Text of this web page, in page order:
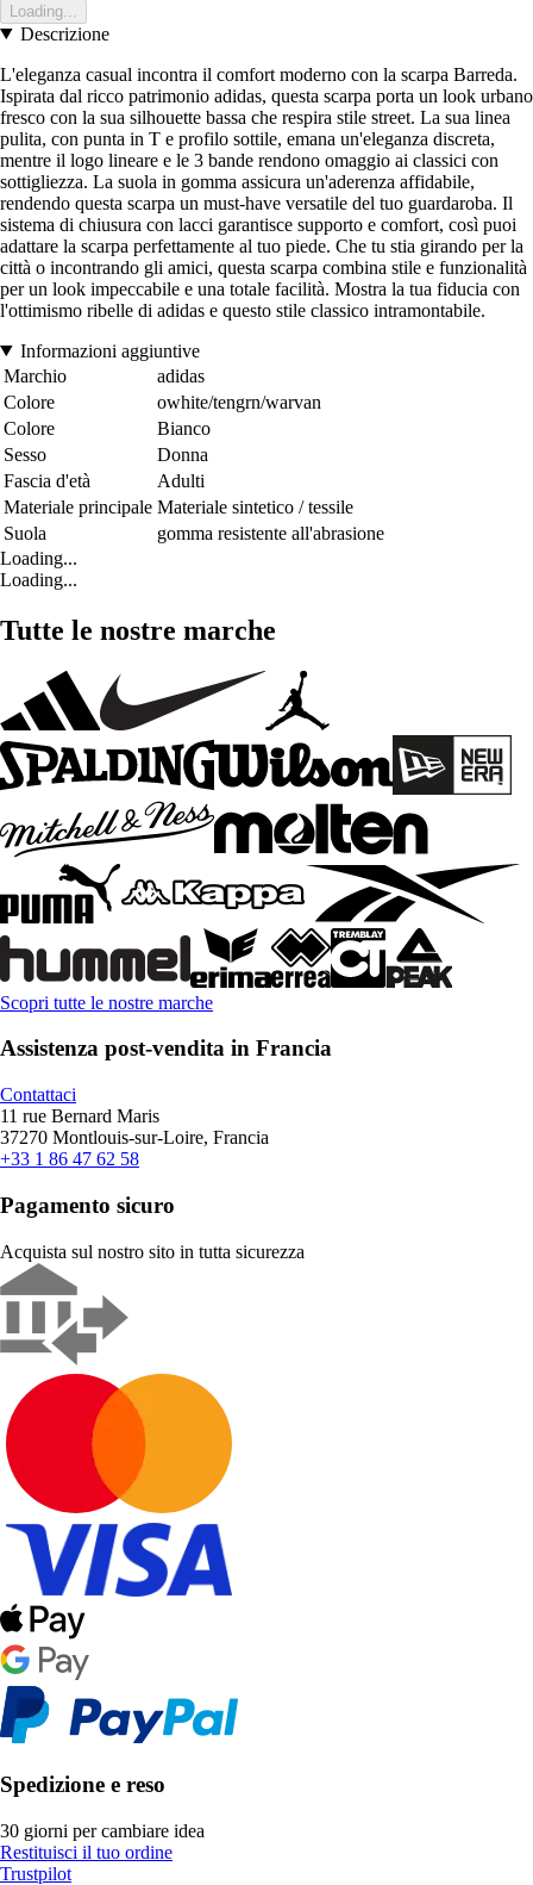
Loading...
Descrizione
L'eleganza casual incontra il comfort moderno con la scarpa Barreda.
Ispirata dal ricco patrimonio adidas, questa scarpa porta un look urbano
fresco con la sua silhouette bassa che respira stile street. La sua linea
pulita, con punta in T e profilo sottile, emana un'eleganza discreta,
mentre il logo lineare e le 3 bande rendono omaggio ai classici con
sottigliezza. La suola in gomma assicura un'aderenza affidabile,
rendendo questa scarpa un must-have versatile del tuo guardaroba. Il
sistema di chiusura con lacci garantisce supporto e comfort, così puoi
adattare la scarpa perfettamente al tuo piede. Che tu stia girando per la
città o incontrando gli amici, questa scarpa combina stile e funzionalità
per un look impeccabile e una totale facilità. Mostra la tua fiducia con
l'ottimismo ribelle di adidas e questo stile classico intramontabile.
Informazioni aggiuntive
Marchio
adidas
Colore
owhite/tengrn/warvan
Colore
Bianco
Sesso
Donna
Fascia d'età
Adulti
Materiale principale Materiale sintetico / tessile
Suola
gomma resistente all'abrasione
Loading...
Loading...
Tutte le nostre marche
Scopri tutte le nostre marche
Assistenza post-vendita in Francia
Contattaci
11 rue Bernard Maris
37270 Montlouis-sur-Loire, Francia
+33 1 86 47 62 58
Pagamento sicuro
Acquista sul nostro sito in tutta sicurezza
Spedizione e reso
30 giorni per cambiare idea
Restituisci il tuo ordine
Trustpilot